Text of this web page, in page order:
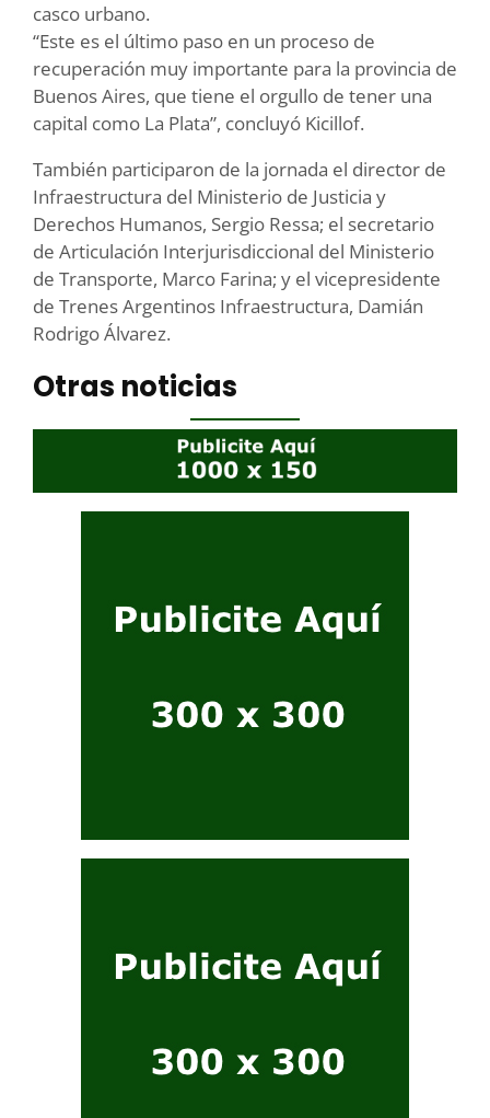
casco urbano.
“Este es el último paso en un proceso de
recuperación muy importante para la provincia de
Buenos Aires, que tiene el orgullo de tener una
capital como La Plata”, concluyó Kicillof.
También participaron de la jornada el director de
Infraestructura del Ministerio de Justicia y
Derechos Humanos, Sergio Ressa; el secretario
de Articulación Interjurisdiccional del Ministerio
de Transporte, Marco Farina; y el vicepresidente
de Trenes Argentinos Infraestructura, Damián
Rodrigo Álvarez.
Otras noticias